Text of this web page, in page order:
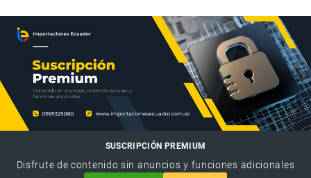
SUSCRIPCIÓN PREMIUM
Disfrute de contenido sin anuncios y funciones adicionales